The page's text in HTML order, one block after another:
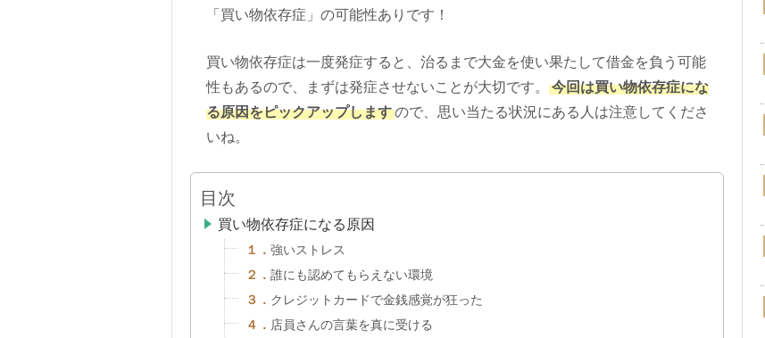
「買い物依存症」の可能性ありです！
買い物依存症は一度発症すると、治るまで大金を使い果たして借金を負う可能
性もあるので、まずは発症させないことが大切です。
今回は買い物依存症にな
る原因をピックアップしますので、思い当たる状況にある人は注意してくださ
いね。
目次
買い物依存症になる原因
１． 強いストレス
２． 誰にも認めてもらえない環境
３． クレジットカードで金銭感覚が狂った
４． 店員さんの言葉を真に受ける